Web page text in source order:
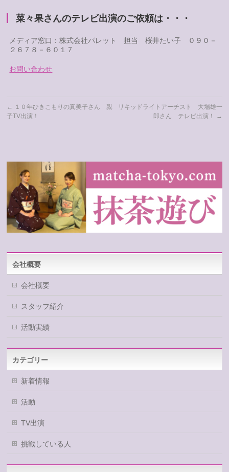
菜々果さんのテレビ出演のご依頼は・・・
メディア窓口：株式会社パレット 担当 桜井たい子 ０９０－
２６７８－６０１７
お問い合わせ
← １０年ひきこもりの真美子さん 親
子TV出演！
リキッドライトアーチスト 大場雄一
郎さん テレビ出演！
→
会社概要
会社概要
スタッフ紹介
活動実績
カテゴリー
新着情報
活動
TV出演
挑戦している人